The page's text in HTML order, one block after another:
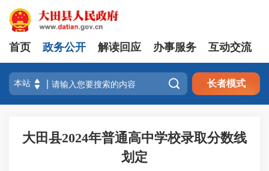
首页 政务公开 解读回应 办事服务 互动交流
 长者模式
大田县2024年普通高中学校录取分数线
划定